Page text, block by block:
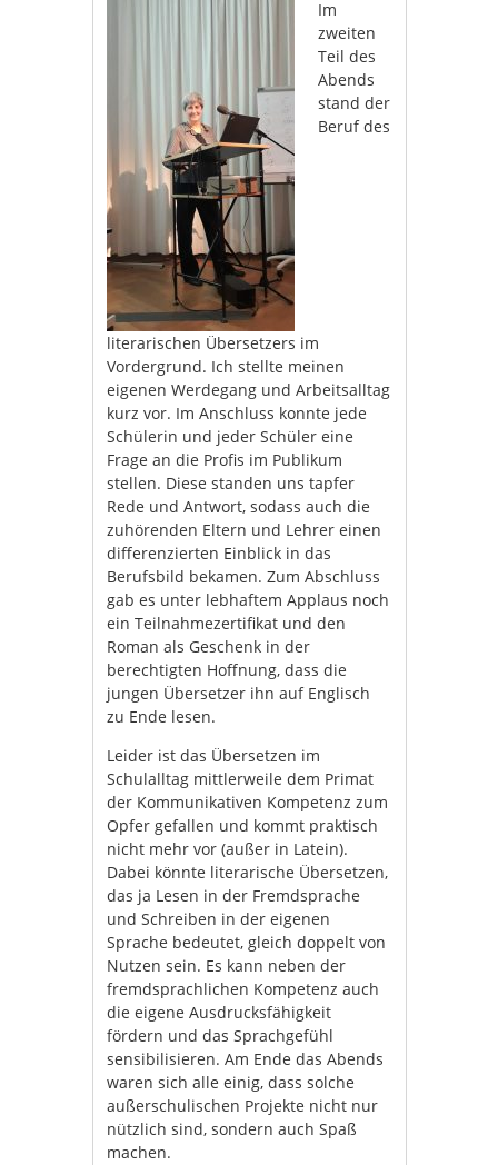
Im
zweiten
Teil des
Abends
stand der
Beruf des
literarischen Übersetzers im
Vordergrund. Ich stellte meinen
eigenen Werdegang und Arbeitsalltag
kurz vor. Im Anschluss konnte jede
Schülerin und jeder Schüler eine
Frage an die Profis im Publikum
stellen. Diese standen uns tapfer
Rede und Antwort, sodass auch die
zuhörenden Eltern und Lehrer einen
differenzierten Einblick in das
Berufsbild bekamen. Zum Abschluss
gab es unter lebhaftem Applaus noch
ein Teilnahmezertifikat und den
Roman als Geschenk in der
berechtigten Hoffnung, dass die
jungen Übersetzer ihn auf Englisch
zu Ende lesen.
Leider ist das Übersetzen im
Schulalltag mittlerweile dem Primat
der Kommunikativen Kompetenz zum
Opfer gefallen und kommt praktisch
nicht mehr vor (außer in Latein).
Dabei könnte literarische Übersetzen,
das ja Lesen in der Fremdsprache
und Schreiben in der eigenen
Sprache bedeutet, gleich doppelt von
Nutzen sein. Es kann neben der
fremdsprachlichen Kompetenz auch
die eigene Ausdrucksfähigkeit
fördern und das Sprachgefühl
sensibilisieren. Am Ende das Abends
waren sich alle einig, dass solche
außerschulischen Projekte nicht nur
nützlich sind, sondern auch Spaß
machen.